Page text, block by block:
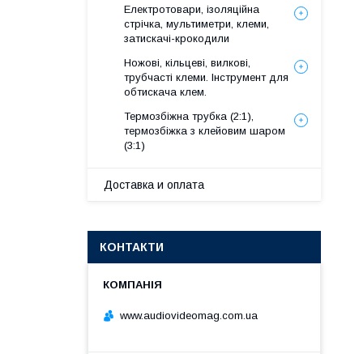
Електротовари, ізоляційна
стрічка, мультиметри, клеми,
затискачі-крокодили
Ножові, кільцеві, вилкові,
трубчасті клеми. Інструмент для
обтискача клем.
Термозбіжна трубка (2:1),
термозбіжка з клейовим шаром
(3:1)
Доставка и оплата
КОНТАКТИ
www.audiovideomag.com.ua